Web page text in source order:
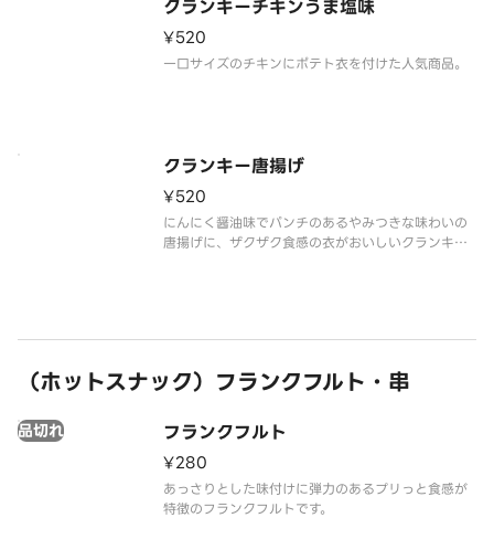
クランキーチキンうま塩味
¥520
一口サイズのチキンにポテト衣を付けた人気商品。
クランキー唐揚げ
¥520
にんにく醤油味でパンチのあるやみつきな味わいの
唐揚げに、ザクザク食感の衣がおいしいクランキー
（ホットスナック）フランクフルト・串
フランクフルト
品切れ
¥280
あっさりとした味付けに弾力のあるプリっと食感が
特徴のフランクフルトです。